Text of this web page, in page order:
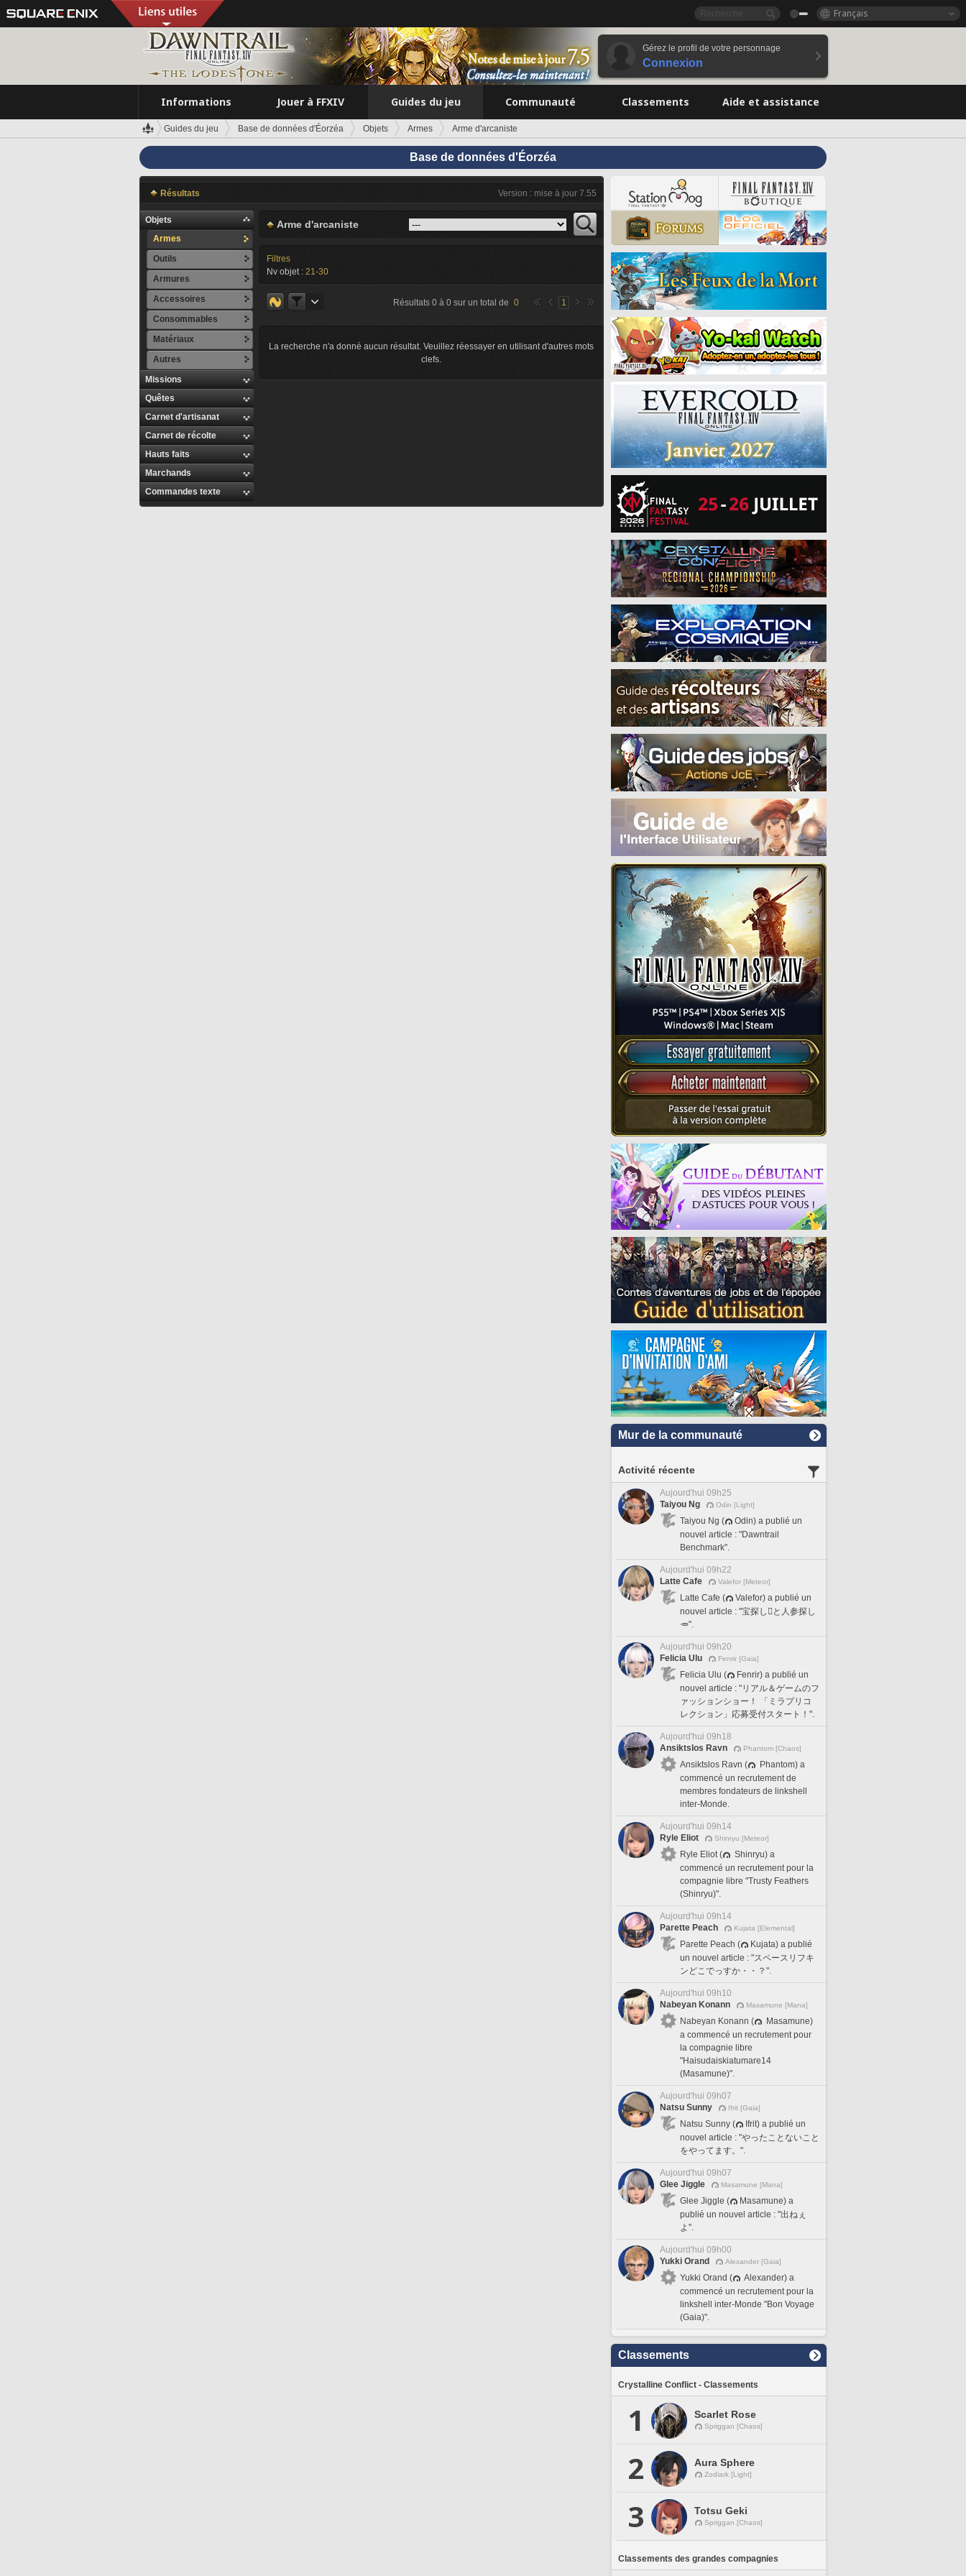
Français
Gérez le profil de votre personnage
Connexion
Informations Jouer à FFXIV Guides du jeu Communauté Classements Aide et assistance
Guides du jeu Base de données d'Éorzéa Objets Armes Arme d'arcaniste
Base de données d'Éorzéa
Résultats Version : mise à jour 7.55
Objets
Armes
Outils
Armures
Accessoires
Consommables
Matériaux
Autres
Missions
Quêtes
Carnet d'artisanat
Carnet de récolte
Hauts faits
Marchands
Commandes texte
Arme d'arcaniste
Filtres
Nv objet : 21-30
Résultats 0 à 0 sur un total de 0 1
La recherche n'a donné aucun résultat. Veuillez réessayer en utilisant d'autres mots
clefs.
Mur de la communauté
Activité récente
Aujourd'hui 09h25
Taiyou Ng
Odin [Light]
Taiyou Ng (
Odin) a publié un
nouvel article : "Dawntrail
Benchmark".
Aujourd'hui 09h22
Latte Cafe
Valefor [Meteor]
Latte Cafe (
Valefor) a publié un
nouvel article : "宝探し🪎と人参探し
🥕".
Aujourd'hui 09h20
Felicia Ulu
Fenrir [Gaia]
Felicia Ulu (
Fenrir) a publié un
nouvel article : "リアル＆ゲームのフ
ァッションショー！ 「ミラプリコ
レクション」応募受付スタート！".
Aujourd'hui 09h18
Ansiktslos Ravn
Phantom [Chaos]
Ansiktslos Ravn (
Phantom) a
commencé un recrutement de
membres fondateurs de linkshell
inter-Monde.
Aujourd'hui 09h14
Ryle Eliot
Shinryu [Meteor]
Ryle Eliot (
Shinryu) a
commencé un recrutement pour la
compagnie libre "Trusty Feathers
(Shinryu)".
Aujourd'hui 09h14
Parette Peach
Kujata [Elemental]
Parette Peach (
Kujata) a publié
un nouvel article : "スペースリフキ
ンどこでっすか・・？".
Aujourd'hui 09h10
Nabeyan Konann
Masamune [Mana]
Nabeyan Konann (
Masamune)
a commencé un recrutement pour
la compagnie libre
"Haisudaiskiatumare14
(Masamune)".
Aujourd'hui 09h07
Natsu Sunny
Ifrit [Gaia]
Natsu Sunny (
Ifrit) a publié un
nouvel article : "やったことないこと
をやってます。".
Aujourd'hui 09h07
Glee Jiggle
Masamune [Mana]
Glee Jiggle (
Masamune) a
publié un nouvel article : "出ねぇ
よ".
Aujourd'hui 09h00
Yukki Orand
Alexander [Gaia]
Yukki Orand (
Alexander) a
commencé un recrutement pour la
linkshell inter-Monde "Bon Voyage
(Gaia)".
Classements
Crystalline Conflict - Classements
1 Scarlet Rose
Spriggan [Chaos]
2 Aura Sphere
Zodiark [Light]
3 Totsu Geki
Spriggan [Chaos]
Classements des grandes compagnies